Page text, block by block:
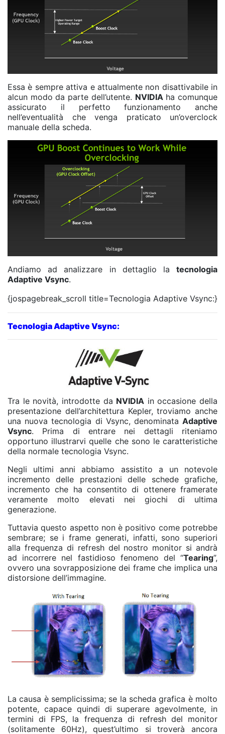
Essa è sempre attiva e attualmente non disattivabile in
alcun modo da parte dell’utente. NVIDIAha comunque
assicurato il perfetto funzionamento anche
nell’eventualità che venga praticato un’overclock
manuale della scheda.
Andiamo ad analizzare in dettaglio la tecnologia
Adaptive Vsync.
{jospagebreak_scroll title=Tecnologia Adaptive Vsync:}
Tecnologia Adaptive Vsync:
Tra le novità, introdotte da NVIDIA in occasione della
presentazione dell’architettura Kepler, troviamo anche
una nuova tecnologia di Vsync, denominata Adaptive
Vsync. Prima di entrare nei dettagli riteniamo
opportuno illustrarvi quelle che sono le caratteristiche
della normale tecnologia Vsync.
Negli ultimi anni abbiamo assistito a un notevole
incremento delle prestazioni delle schede grafiche,
incremento che ha consentito di ottenere framerate
veramente molto elevati nei giochi di ultima
generazione.
Tuttavia questo aspetto non è positivo come potrebbe
sembrare; se i frame generati, infatti, sono superiori
alla frequenza di refresh del nostro monitor si andrà
ad incorrere nel fastidioso fenomeno del “Tearing”,
ovvero una sovrapposizione dei frame che implica una
distorsione dell’immagine.
La causa è semplicissima; se la scheda grafica è molto
potente, capace quindi di superare agevolmente, in
termini di FPS, la frequenza di refresh del monitor
(solitamente 60Hz), quest’ultimo si troverà ancora